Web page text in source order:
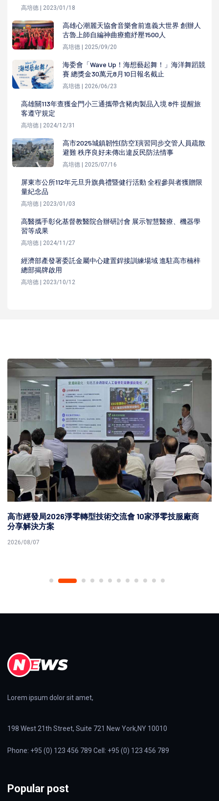
高培德 | 2023/01/18
高雄心潮麗天協會音樂會前進義大世界 創辦人
古魯上師自編神曲療癒紓壓1500人
高培德 | 2025/09/20
海委會「Wave Up！海想藝起舞！」海洋舞蹈競
賽 總獎金30萬元8月10日報名截止
高培德 | 2026/06/23
高雄關113年查獲金門小三通攜帶含豬肉製品入境 8件 提醒旅
客遵守規定
高培德 | 2024/12/31
高市2025城鎮韌性(防空)演習同步交管人員疏散
避難 秩序良好未傳出違反民防法情事
高培德 | 2025/07/16
屏東市公所112年元旦升旗典禮暨健行活動 全程參與者獲贈限
量紀念品
高培德 | 2023/01/03
高醫攜手彰化基督教醫院合辦研討會 展示智慧醫療、機器學
習等成果
高培德 | 2024/11/27
經濟部產發署委託金屬中心建置銲接訓練場域 進駐高市楠梓
總部揭牌啟用
高培德 | 2023/10/12
高市勞工局原氣補給計畫 培力促進原民就業
2026/08/07
Lorem ipsum dolor sit amet,
198 West 21th Street, Suite 721 New York,NY 10010
Phone: +95 (0) 123 456 789 Cell: +95 (0) 123 456 789
Popular post